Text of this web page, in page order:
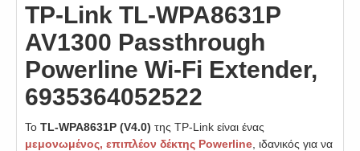
TP-Link TL-WPA8631P
AV1300 Passthrough
Powerline Wi-Fi Extender,
6935364052522
Το TL-WPA8631P (V4.0) της TP-Link είναι ένας
μεμονωμένος, επιπλέον δέκτης Powerline , ιδανικός για να